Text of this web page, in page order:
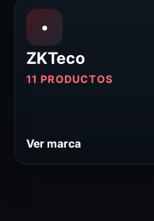
•
ZKTeco
11 PRODUCTOS
Ver marca